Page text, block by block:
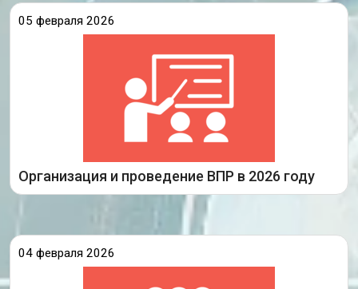
05 февраля 2026
Организация и проведение ВПР в 2026 году
Федеральной службой по надзору в сфере
государственным бюджетным учреждением
«Федеральный институт оценки качества
образования» 4 февраля 2026 года проведено
совещание по вопросам
Подробнее
04 февраля 2026
3 декабря 2025 года выпускники Иркутской